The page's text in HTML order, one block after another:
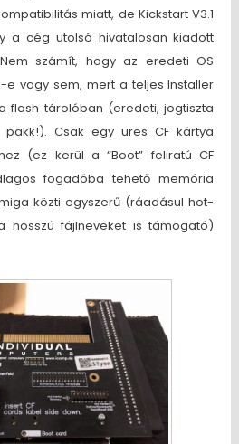
miatt, de Kickstart V3.1
a cég utolsó hivatalosan kiadott
számít, hogy az eredeti OS
e vagy sem, mert a teljes Installer
flash tárolóban (eredeti, jogtiszta
Csak egy üres CF kártya
(ez kerül a “Boot” feliratú CF
fogadóba tehető memória
közti egyszerű (ráadásul hot-
hosszú fájlneveket is támogató)